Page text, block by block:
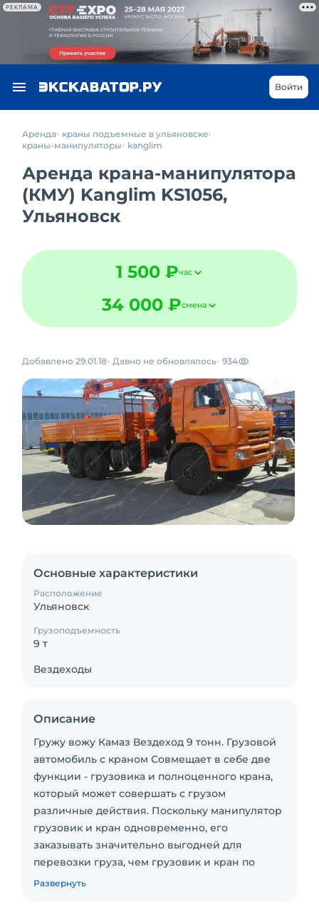
РЕКЛАМА
Войти
Аренда
краны подъемные в ульяновске
краны-манипуляторы
kanglim
Аренда крана-манипулятора
(КМУ) Kanglim KS1056,
Ульяновск
1 500 ₽час
34 000 ₽смена
Добавлено 29.01.18 Давно не обновлялось 934
Основные характеристики
Расположение
Ульяновск
Грузоподъемность
9 т
Вездеходы
Описание
Гружу вожу Камаз Вездеход 9 тонн. Грузовой
автомобиль с краном Совмещает в себе две
функции - грузовика и полноценного крана,
который может совершать с грузом
различные действия. Поскольку манипулятор
грузовик и кран одновременно, его
заказывать значительно выгодней для
перевозки груза, чем грузовик и кран по
отдельности.
Развернуть